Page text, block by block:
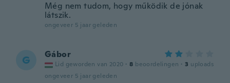
Még nem tudom, hogy működik de jónak
látszik.
ongeveer 5 jaar geleden
G Gábor
Lid geworden van 2020 · 8 beoordelingen · 3 uploads
ongeveer 5 jaar geleden